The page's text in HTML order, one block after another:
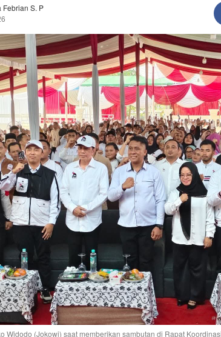
Febrian S. P
Widodo (Jokowi) saat memberikan sambutan di Rapat